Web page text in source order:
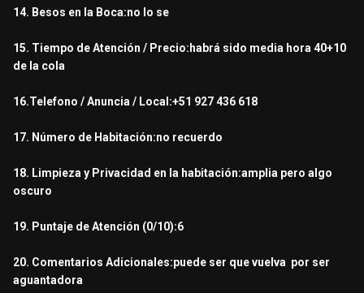
14. Besos en la Boca:no lo se
15. Tiempo de Atención / Precio:habrá sido media hora 40+10
de la cola
16.Telefono / Anuncia / Local:+51 927 436 618
17. Número de Habitación:no recuerdo
18. Limpieza y Privacidad en la habitación:amplia pero algo
oscuro
19. Puntaje de Atención (0/10):6
20. Comentarios Adicionales:puede ser que vuelva por ser
aguantadora